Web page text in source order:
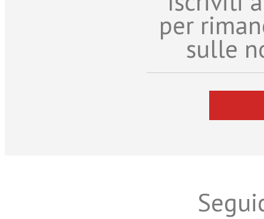
per
sulle